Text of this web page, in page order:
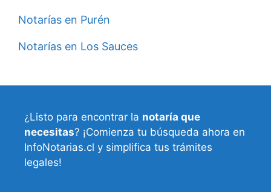
Notarías en Purén
Notarías en Los Sauces
¿Listo para encontrar la notaría que
necesitas? ¡Comienza tu búsqueda ahora en
InfoNotarias.cl y simplifica tus trámites
legales!